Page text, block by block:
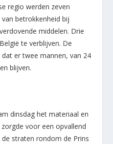
regio werden zeven
betrokkenheid bij
middelen. Drie
te verblijven. De
er twee mannen, van 24
blijven.
dinsdag het materiaal en
voor een opvallend
straten rondom de Prins